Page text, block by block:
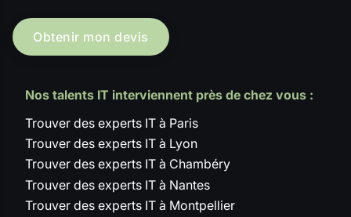
Obtenir mon devis
Nos talents IT interviennent près de chez vous :
Trouver des experts IT à Paris
Trouver des experts IT à Lyon
Trouver des experts IT à Chambéry
Trouver des experts IT à Nantes
Trouver des experts IT à Montpellier